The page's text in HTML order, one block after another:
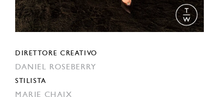
DIRETTORE CREATIVO
DANIEL ROSEBERRY
STILISTA
MARIE CHAIX